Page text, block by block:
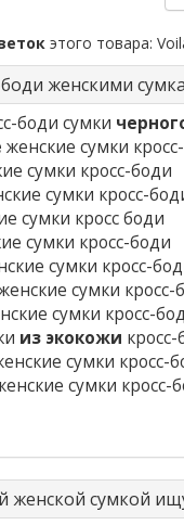
этого товара:
боди женскими
боди сумки
женские сумки
сумки кросс-боди
сумки кросс-
сумки кросс боди
сумки кросс-боди
сумки кросс-
сумки кросс-
сумки кросс-
из экокожи
сумки кросс-
сумки кросс-
женской сумкой